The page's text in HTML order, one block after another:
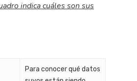
indica cuáles son sus
Para conocer qué datos